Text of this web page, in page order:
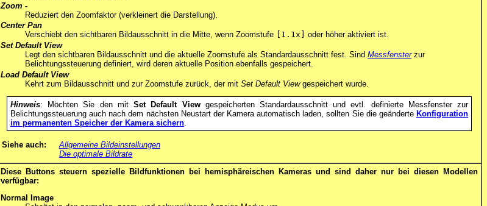
Zoom -
Reduziert den Zoomfaktor (verkleinert die Darstellung).
Center Pan
Verschiebt den sichtbaren Bildausschnitt in die Mitte, wenn Zoomstufe
[1.1x]
oder höher aktiviert ist.
Set Default View
Legt den sichtbaren Bildausschnitt und die aktuelle Zoomstufe als Standardausschnitt fest. Sind Messfensterzur
Belichtungssteuerung definiert, wird deren aktuelle Position ebenfalls gespeichert.
Load Default View
Kehrt zum Bildausschnitt und zur Zoomstufe zurück, der mit Set Default Viewgespeichert wurde.
Hinweis: Möchten Sie den mitSet Default Viewgespeicherten Standardausschnitt und evtl. definierte Messfenster zur
Belichtungssteuerung auch nach dem nächsten Neustart der Kamera automatisch laden, sollten Sie die geänderte Konfiguration
im permanenten Speicher der Kamera sichern
Siehe auch:
Allgemeine Bildeinstellungen
Die optimale Bildrate
Diese Buttons steuern spezielle Bildfunktionen bei hemisphäreischen Kameras und sind daher nur bei diesen Modellen
verfügbar:
Normal Image